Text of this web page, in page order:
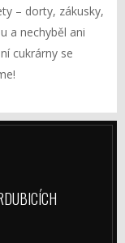
– dorty, zákusky,
a nechyběl ani
cukrárny se